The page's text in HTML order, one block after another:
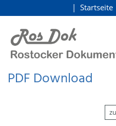
zum Inhalt
Startseite
PDF Download